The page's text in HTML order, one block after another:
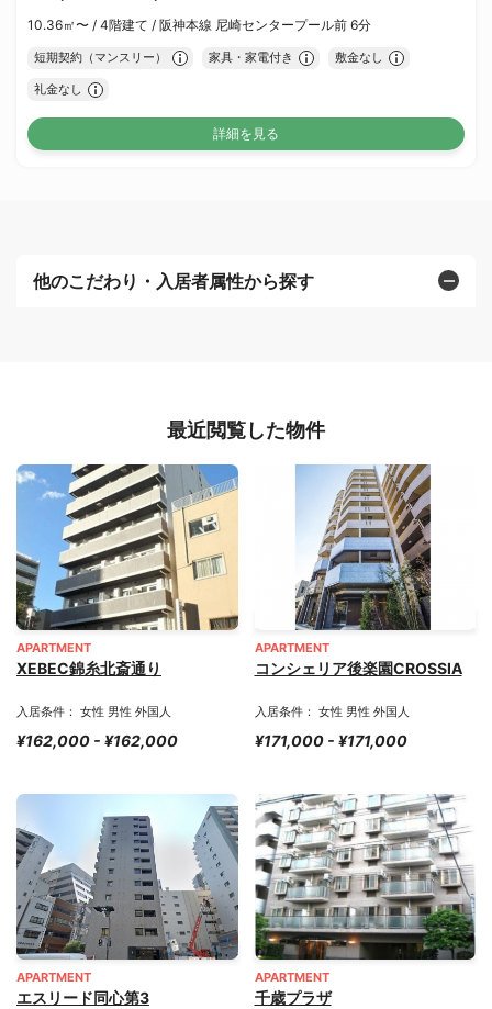
10.36㎡〜 / 4階建て / 阪神本線 尼崎センタープール前 6分
短期契約（マンスリー） 家具・家電付き 敷金なし
礼金なし
詳細を見る
他のこだわり・入居者属性から探す
最近閲覧した物件
APARTMENT
XEBEC錦糸北斎通り
入居条件： 女性 男性 外国人
¥162,000 - ¥162,000
APARTMENT
コンシェリア後楽園CROSSIA
入居条件： 女性 男性 外国人
¥171,000 - ¥171,000
APARTMENT
エスリード同心第3
APARTMENT
千歳プラザ